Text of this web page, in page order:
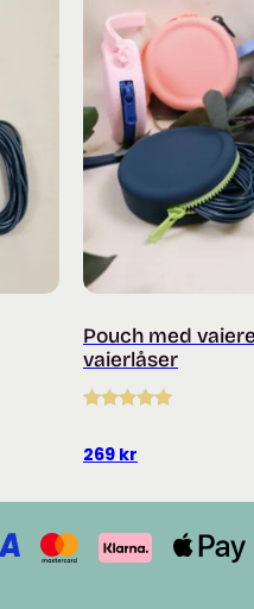
Pouch med
vaierlåser
av 5
269 kr